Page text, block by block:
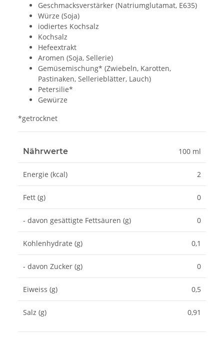
Geschmacksverstärker (Natriumglutamat, E635)
Würze (Soja)
iodiertes Kochsalz
Kochsalz
Hefeextrakt
Aromen (Soja, Sellerie)
Gemüsemischung* (Zwiebeln, Karotten,
Pastinaken, Sellerieblätter, Lauch)
Petersilie*
Gewürze
*getrocknet
Nährwerte 100 ml
Energie (kcal) 2
Fett (g) 0
- davon gesättigte Fettsäuren (g) 0
Kohlenhydrate (g) 0,1
- davon Zucker (g) 0
Eiweiss (g) 0,5
Salz (g) 0,91